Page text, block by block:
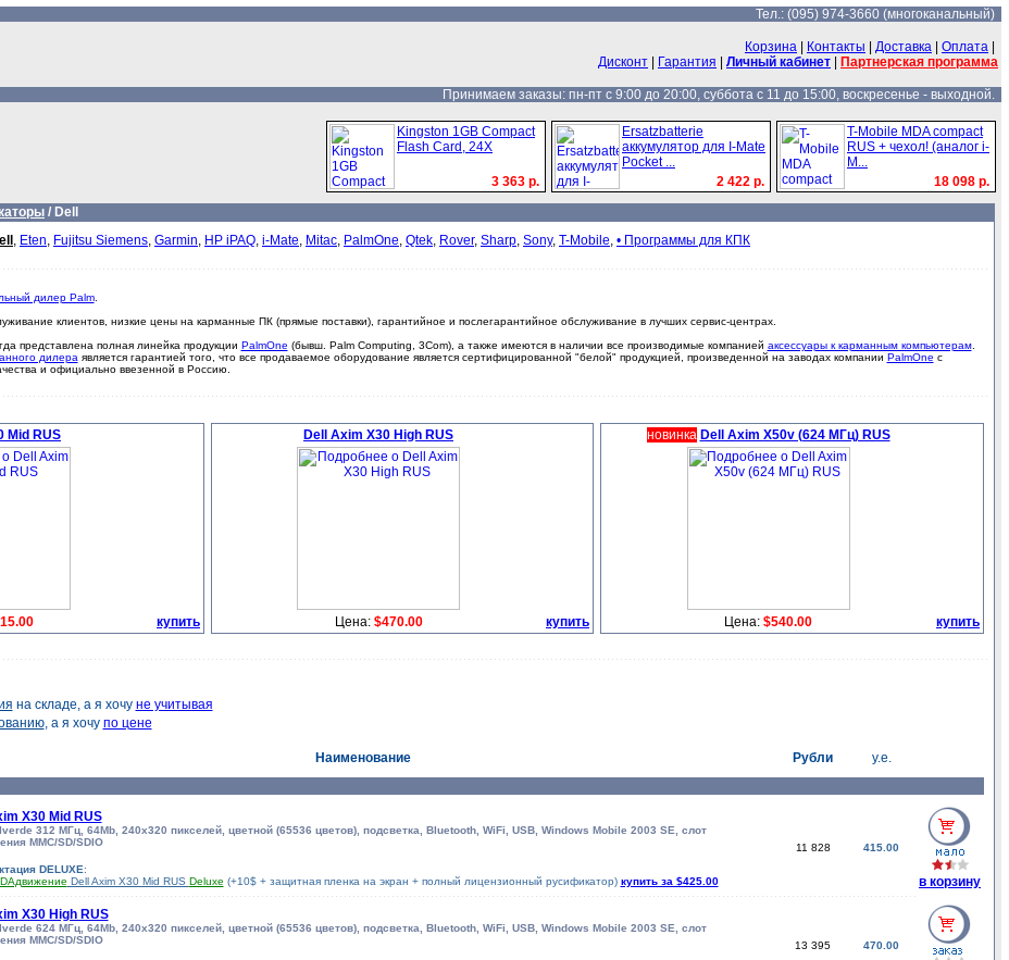
Тел.: (095) 974-3660 (многоканальный)
Корзина Контакты Доставка Оплата
Дисконт
Гарантия Личный кабинет Партнерская программа
Принимаем заказы: пн-пт с 9:00 до 20:00, суббота с 11 до 15:00, воскресенье - выходной.
Kingston 1GB Compact
Flash Card, 24X
3 363 р.
Ersatzbatterie
аккумулятор для I-Mate
Pocket ...
2 422 р.
T-Mobile MDA compact
RUS + чехол! (аналог i-
M...
18 098 р.
/ Dell
, Eten, Fujitsu Siemens, Garmin, HP iPAQ, i-Mate, Mitac, PalmOne, Qtek, Rover, Sharp, Sony, T-Mobile, • Программы для КПК
дилер Palm.
клиентов, низкие цены на карманные ПК (прямые поставки), гарантийное и послегарантийное обслуживание в лучших сервис-центрах.
представлена полная линейка продукции PalmOne (бывш. Palm Computing, 3Com), а также имеются в наличии все производимые компанией аксессуары к карманным компьютерам.
дилера является гарантией того, что все продаваемое оборудование является сертифицированной "белой" продукцией, произведенной на заводах компании PalmOne с
и официально ввезенной в Россию.
Mid RUS
купить
Dell Axim X30 High RUS
Цена: $470.00 купить
новинка Dell Axim X50v (624 МГц) RUS
Цена: $540.00 купить
на складе, а я хочу не учитывая
, а я хочу по цене
Наименование Рубли
у.е.
X30 Mid RUS
312 МГц, 64Mb, 240x320 пикселей, цветной (65536 цветов), подсветка, Bluetooth, WiFi, USB, Windows Mobile 2003 SE, слот
MMC/SD/SDIO
DELUXE:
Dell Axim X30 Mid RUS Deluxe (+10$ + защитная пленка на экран + полный лицензионный русификатор) купить за $425.00
11 828 415.00
в корзину
X30 High RUS
624 МГц, 64Mb, 240x320 пикселей, цветной (65536 цветов), подсветка, Bluetooth, WiFi, USB, Windows Mobile 2003 SE, слот
MMC/SD/SDIO
13 395 470.00